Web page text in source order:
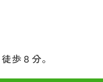
歩８分。